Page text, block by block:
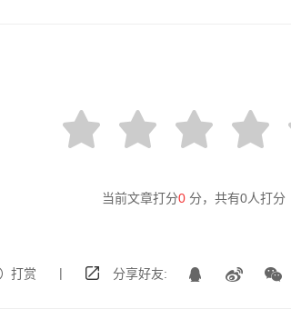
当前文章打分0 分，共有0人打分
打赏 | 分享好友: